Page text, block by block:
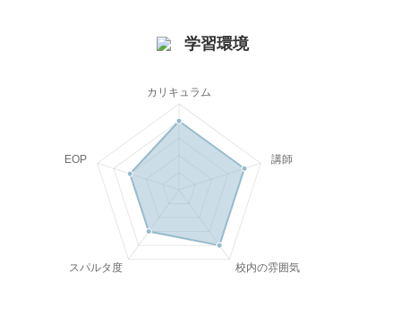
学習環境